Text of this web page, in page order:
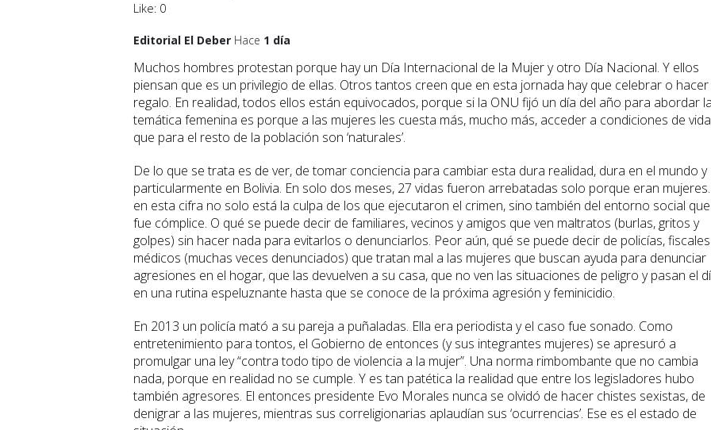
Like: 0
Editorial El Deber Hace 1 día
Muchos hombres protestan porque hay un Día Internacional de la Mujer y otro Día Nacional. Y ellos
piensan que es un privilegio de ellas. Otros tantos creen que en esta jornada hay que celebrar o
regalo. En realidad, todos ellos están equivocados, porque si la ONU fijó un día del año para abordar
temática femenina es porque a las mujeres les cuesta más, mucho más, acceder a condiciones de vida
que para el resto de la población son ‘naturales’.
De lo que se trata es de ver, de tomar conciencia para cambiar esta dura realidad, dura en el mundo y
particularmente en Bolivia. En solo dos meses, 27 vidas fueron arrebatadas solo porque eran
en esta cifra no solo está la culpa de los que ejecutaron el crimen, sino también del entorno social que
fue cómplice. O qué se puede decir de familiares, vecinos y amigos que ven maltratos (burlas, gritos y
golpes) sin hacer nada para evitarlos o denunciarlos. Peor aún, qué se puede decir de policías,
médicos (muchas veces denunciados) que tratan mal a las mujeres que buscan ayuda para denunciar
agresiones en el hogar, que las devuelven a su casa, que no ven las situaciones de peligro y pasan el
en una rutina espeluznante hasta que se conoce de la próxima agresión y feminicidio.
En 2013 un policía mató a su pareja a puñaladas. Ella era periodista y el caso fue sonado. Como
entretenimiento para tontos, el Gobierno de entonces (y sus integrantes mujeres) se apresuró a
promulgar una ley “contra todo tipo de violencia a la mujer”. Una norma rimbombante que no cambia
nada, porque en realidad no se cumple. Y es tan patética la realidad que entre los legisladores hubo
también agresores. El entonces presidente Evo Morales nunca se olvidó de hacer chistes sexistas, de
denigrar a las mujeres, mientras sus correligionarias aplaudían sus ‘ocurrencias’. Ese es el estado de